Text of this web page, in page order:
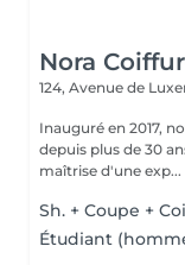
Nora
124, Avenue de
Inauguré en 2017,
depuis plus de 30
maîtrise d'une exp...
Sh. + Coupe +
Étudiant